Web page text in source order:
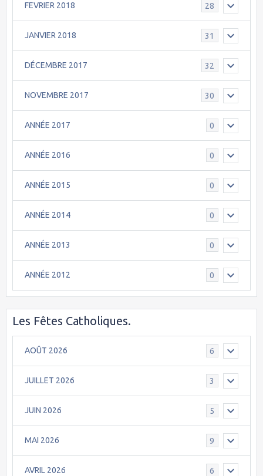
FEVRIER 2018 28
JANVIER 2018 31
DÉCEMBRE 2017 32
NOVEMBRE 2017 30
ANNÉE 2017 0
ANNÉE 2016 0
ANNÉE 2015 0
ANNÉE 2014 0
ANNÉE 2013 0
ANNÉE 2012 0
Les Fêtes Catholiques.
AOÛT 2026 6
JUILLET 2026 3
JUIN 2026 5
MAI 2026 9
AVRIL 2026 6